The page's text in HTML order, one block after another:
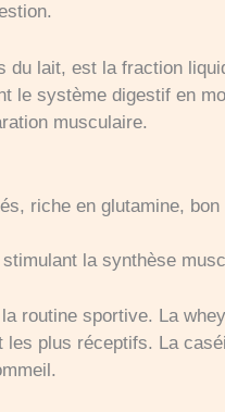
lait, est la fraction
système digestif en
musculaire.
riche en glutamine,
la synthèse
routine sportive. La
plus réceptifs. La